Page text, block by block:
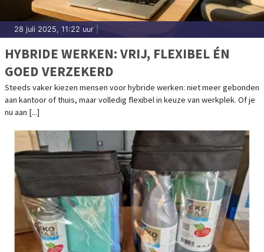
28 juli 2025, 11:22 uur
HYBRIDE WERKEN: VRIJ, FLEXIBEL ÉN
GOED VERZEKERD
Steeds vaker kiezen mensen voor hybride werken: niet meer gebonden
aan kantoor of thuis, maar volledig flexibel in keuze van werkplek. Of je
nu aan [...]